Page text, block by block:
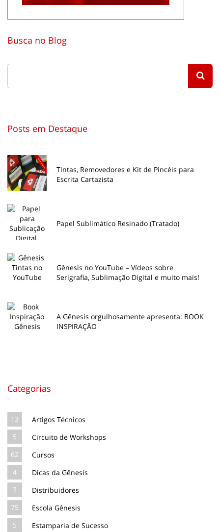
Busca no Blog
Posts em Destaque
Tintas, Removedores e Kit de Pincéis para
Escrita Cartazista
Papel Sublimático Resinado (Tratado)
Gênesis no YouTube – Vídeos sobre
Serigrafia, Sublimação Digital e muito mais!
A Gênesis orgulhosamente apresenta: BOOK
INSPIRAÇÃO
Categorias
13
Artigos Técnicos
5
Circuito de Workshops
62
Cursos
4
Dicas da Gênesis
3
Distribuidores
75
Escola Gênesis
5
Estamparia de Sucesso